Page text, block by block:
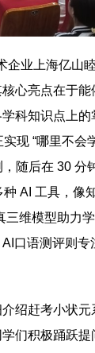
企业上海亿山
心亮点在于
科知识点上
现 “哪里不会
随后在 30 分
AI 工具，像
维模型助力
口语测评则
绍赶考小状
们积极踊跃提